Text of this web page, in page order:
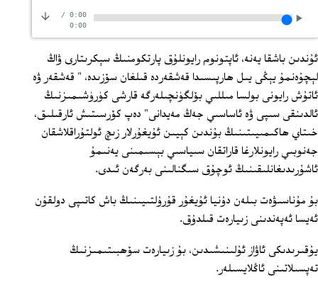
0:00
/
0:00
ئۇندىن باشقا يەنە، ئاپتونوم رايونلۇق پارتكومنىڭ سېكرىتارى ۋاڭ
لېچۇەنمۇ يېڭى يىل ھارپىسىدا قەشقەردە قىلغان سۆزىدە، " قەشقەر ۋە
ئاتۇش رايونى بولسا مىللىي بۆلگۈنچىلەرگە قارشى كۈرۈشىمىزنىڭ
ئالدىنقى سىپى ۋە ئاساسىي جەڭ مەيدانى" دەپ كۆرسىتىش ئارقىلىق،
خىتاي ھاكىمىيىتىنىڭ بۇندىن كېيىن ئۇيغۇرلار زىچ ئولتۇراقلاشقان
جەنوبىي رايونلارغا قاراتقان سىياسىي بېسىمىنى يەنىمۇ
ئاشۇرىدىغانلىقىنىڭ ئوچۇق سىگنالىنى بەرگەن ئىدى.
بۇ مۇناسىۋەت بىلەن دۇنيا ئۇيغۇر قۇرۇلتىيىنىڭ باش كاتىپى دولقۇن
ئەيسا ئەپەندىنى زىيارەت قىلدۇق.
يۇقىرىدىكى ئاۋاز ئۇلىنىشىدىن، بۇ زىيارەت سۆھبىتىمىزنىڭ
تەپسىلاتىنى ئاڭلايسىلەر.